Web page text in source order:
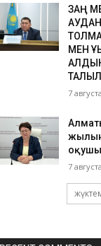
ЗАҢ
МЕН
7
оқушы
7